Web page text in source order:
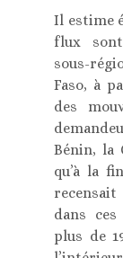
Il estime
flux sont
sous-
Faso, à
des
Bénin, la
qu’à la
dans ces
plus de